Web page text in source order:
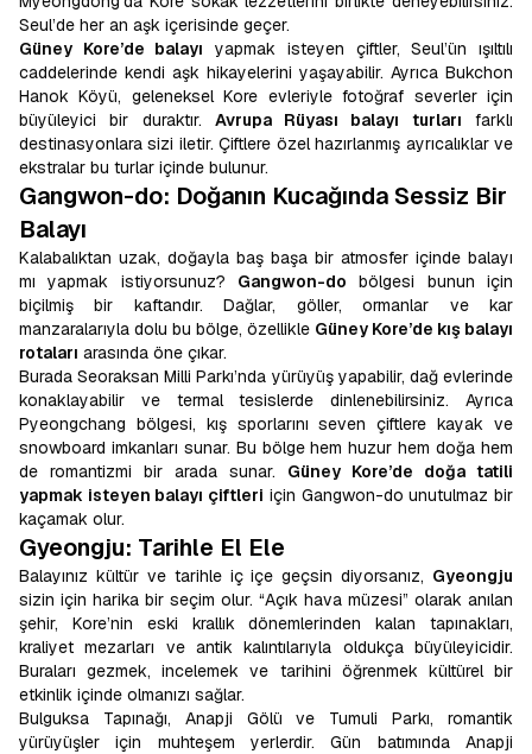
Seul’de her an aşk içerisinde geçer.
Güney Kore’de balayı yapmak isteyen çiftler, Seul’ün ışıltılı
caddelerinde kendi aşk hikayelerini yaşayabilir. Ayrıca Bukchon
Hanok Köyü, geleneksel Kore evleriyle fotoğraf severler için
büyüleyici bir duraktır. Avrupa Rüyası balayı turları farklı
destinasyonlara sizi iletir. Çiftlere özel hazırlanmış ayrıcalıklar ve
ekstralar bu turlar içinde bulunur.
Gangwon-do: Doğanın Kucağında Sessiz Bir
Balayı
Kalabalıktan uzak, doğayla baş başa bir atmosfer içinde balayı
mı yapmak istiyorsunuz? Gangwon-do bölgesi bunun için
biçilmiş bir kaftandır. Dağlar, göller, ormanlar ve kar
manzaralarıyla dolu bu bölge, özellikle Güney Kore’de kış balayı
rotaları arasında öne çıkar.
Burada Seoraksan Milli Parkı’nda yürüyüş yapabilir, dağ evlerinde
konaklayabilir ve termal tesislerde dinlenebilirsiniz. Ayrıca
Pyeongchang bölgesi, kış sporlarını seven çiftlere kayak ve
snowboard imkanları sunar. Bu bölge hem huzur hem doğa hem
de romantizmi bir arada sunar. Güney Kore’de doğa tatili
yapmak isteyen balayı çiftleri için Gangwon-do unutulmaz bir
kaçamak olur.
Gyeongju: Tarihle El Ele
Balayınız kültür ve tarihle iç içe geçsin diyorsanız, Gyeongju
sizin için harika bir seçim olur. “Açık hava müzesi” olarak anılan
şehir, Kore’nin eski krallık dönemlerinden kalan tapınakları,
kraliyet mezarları ve antik kalıntılarıyla oldukça büyüleyicidir.
Buraları gezmek, incelemek ve tarihini öğrenmek kültürel bir
etkinlik içinde olmanızı sağlar.
Bulguksa Tapınağı, Anapji Gölü ve Tumuli Parkı, romantik
yürüyüşler için muhteşem yerlerdir. Gün batımında Anapji